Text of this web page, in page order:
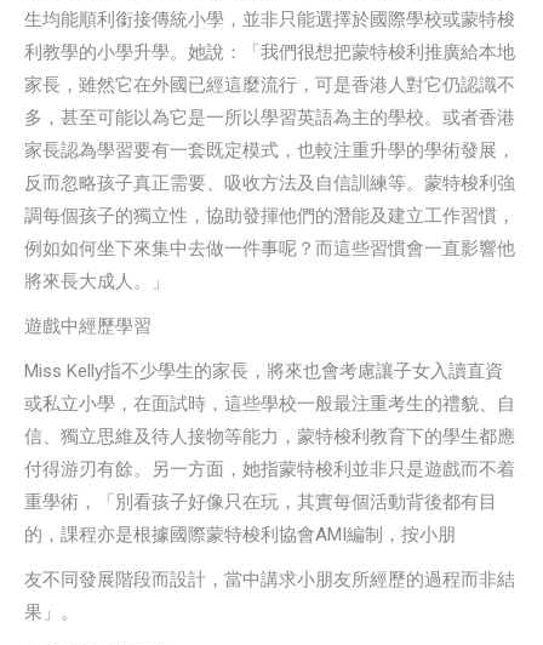
生均能順利銜接傳統小學，並非只能選擇於國際學校或蒙特梭
利教學的小學升學。她說：「我們很想把蒙特梭利推廣給本地
家長，雖然它在外國已經這麼流行，可是香港人對它仍認識不
多，甚至可能以為它是一所以學習英語為主的學校。或者香港
家長認為學習要有一套既定模式，也較注重升學的學術發展，
反而忽略孩子真正需要、吸收方法及自信訓練等。蒙特梭利強
調每個孩子的獨立性，協助發揮他們的潛能及建立工作習慣，
例如如何坐下來集中去做一件事呢？而這些習慣會一直影響他
將來長大成人。」
遊戲中經歷學習
Miss Kelly指不少學生的家長，將來也會考慮讓子女入讀直資
或私立小學，在面試時，這些學校一般最注重考生的禮貌、自
信、獨立思維及待人接物等能力，蒙特梭利教育下的學生都應
付得游刃有餘。另一方面，她指蒙特梭利並非只是遊戲而不着
重學術，「別看孩子好像只在玩，其實每個活動背後都有目
的，課程亦是根據國際蒙特梭利協會AMI編制，按小朋
友不同發展階段而設計，當中講求小朋友所經歷的過程而非結
果」。